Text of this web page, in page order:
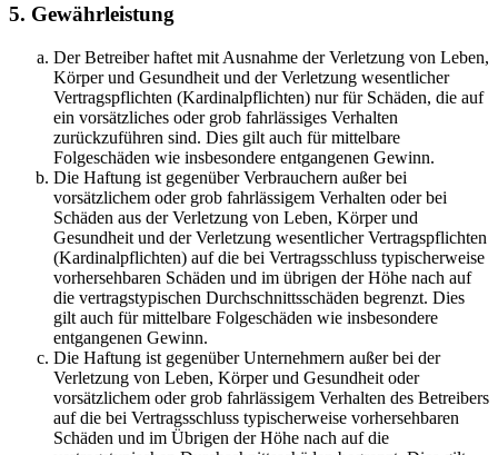
5. Gewährleistung
Der Betreiber haftet mit Ausnahme der Verletzung von Leben,
Körper und Gesundheit und der Verletzung wesentlicher
Vertragspflichten (Kardinalpflichten) nur für Schäden, die auf
ein vorsätzliches oder grob fahrlässiges Verhalten
zurückzuführen sind. Dies gilt auch für mittelbare
Folgeschäden wie insbesondere entgangenen Gewinn.
Die Haftung ist gegenüber Verbrauchern außer bei
vorsätzlichem oder grob fahrlässigem Verhalten oder bei
Schäden aus der Verletzung von Leben, Körper und
Gesundheit und der Verletzung wesentlicher Vertragspflichten
(Kardinalpflichten) auf die bei Vertragsschluss typischerweise
vorhersehbaren Schäden und im übrigen der Höhe nach auf
die vertragstypischen Durchschnittsschäden begrenzt. Dies
gilt auch für mittelbare Folgeschäden wie insbesondere
entgangenen Gewinn.
Die Haftung ist gegenüber Unternehmern außer bei der
Verletzung von Leben, Körper und Gesundheit oder
vorsätzlichem oder grob fahrlässigem Verhalten des Betreibers
auf die bei Vertragsschluss typischerweise vorhersehbaren
Schäden und im Übrigen der Höhe nach auf die